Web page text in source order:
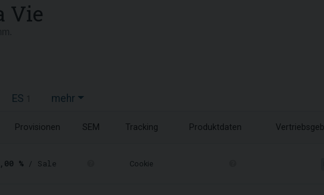
Vie
ES mehr
Provisionen SEM Tracking Produktdaten
% / Sale Cookie